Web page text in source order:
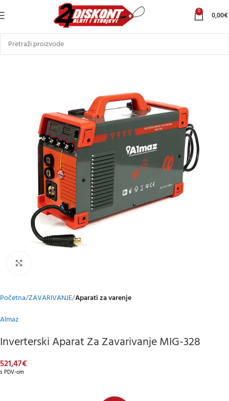
0 0,00€
Početna ZAVARIVANJE Aparati za varenje
Almaz
Inverterski Aparat Za Zavarivanje MIG-328
521,47€
s PDV-om